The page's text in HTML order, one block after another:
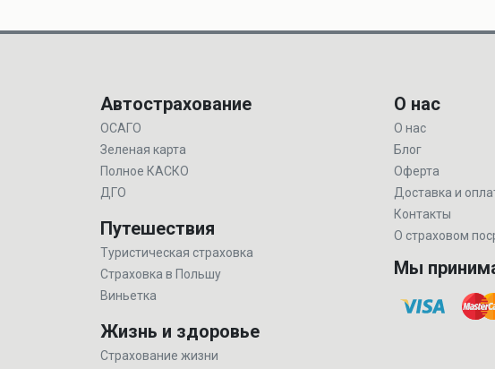
Автострахование
ОСАГО
Зеленая карта
Полное КАСКО
ДГО
Путешествия
Туристическая страховка
Страховка в Польшу
Виньетка
Жизнь и здоровье
Страхование жизни
О нас
О нас
Блог
Оферта
Доставка и
Контакты
О страховом
Мы